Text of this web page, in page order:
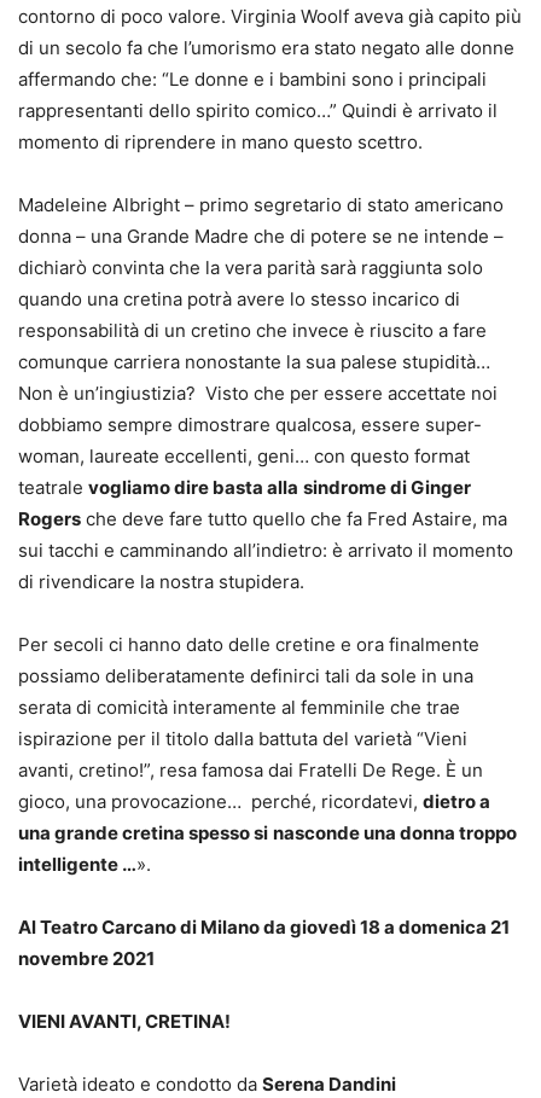
contorno di poco valore. Virginia Woolf aveva già capito più
di un secolo fa che l’umorismo era stato negato alle donne
affermando che: “Le donne e i bambini sono i principali
rappresentanti dello spirito comico…” Quindi è arrivato il
momento di riprendere in mano questo scettro.
Madeleine Albright – primo segretario di stato americano
donna – una Grande Madre che di potere se ne intende –
dichiarò convinta che la vera parità sarà raggiunta solo
quando una cretina potrà avere lo stesso incarico di
responsabilità di un cretino che invece è riuscito a fare
comunque carriera nonostante la sua palese stupidità…
Non è un’ingiustizia? Visto che per essere accettate noi
dobbiamo sempre dimostrare qualcosa, essere super-
woman, laureate eccellenti, geni… con questo format
teatrale vogliamo dire basta alla sindrome di Ginger
Rogers che deve fare tutto quello che fa Fred Astaire, ma
sui tacchi e camminando all’indietro: è arrivato il momento
di rivendicare la nostra stupidera.
Per secoli ci hanno dato delle cretine e ora finalmente
possiamo deliberatamente definirci tali da sole in una
serata di comicità interamente al femminile che trae
ispirazione per il titolo dalla battuta del varietà “Vieni
avanti, cretino!”, resa famosa dai Fratelli De Rege. È un
gioco, una provocazione… perché, ricordatevi, dietro a
una grande cretina spesso si nasconde una donna troppo
intelligente …».
Al Teatro Carcano di Milano da giovedì 18 a domenica 21
novembre 2021
VIENI AVANTI, CRETINA!
Varietà ideato e condotto da Serena Dandini